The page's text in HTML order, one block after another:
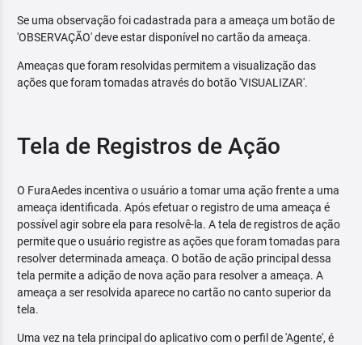
Se uma observação foi cadastrada para a ameaça um botão de
'OBSERVAÇÃO' deve estar disponível no cartão da ameaça.
Ameaças que foram resolvidas permitem a visualização das
ações que foram tomadas através do botão 'VISUALIZAR'.
Tela de Registros de Ação
O FuraAedes incentiva o usuário a tomar uma ação frente a uma
ameaça identificada. Após efetuar o registro de uma ameaça é
possível agir sobre ela para resolvê-la. A tela de registros de ação
permite que o usuário registre as ações que foram tomadas para
resolver determinada ameaça. O botão de ação principal dessa
tela permite a adição de nova ação para resolver a ameaça. A
ameaça a ser resolvida aparece no cartão no canto superior da
tela.
Uma vez na tela principal do aplicativo com o perfil de 'Agente', é